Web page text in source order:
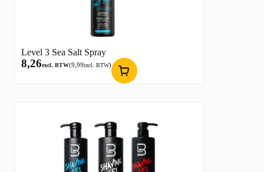
Level 3 Sea Salt Spray
8,26excl. BTW(9,99incl. BTW)